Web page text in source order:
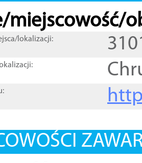
miejscowość/
lokalizacji: